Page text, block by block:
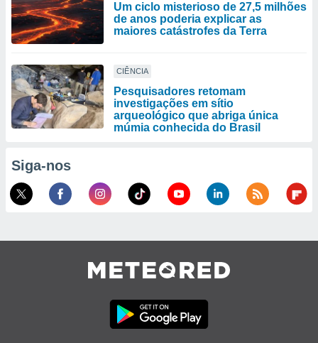
Um ciclo misterioso de 27,5 milhões
de anos poderia explicar as
maiores catástrofes da Terra
CIÊNCIA
Pesquisadores retomam
investigações em sítio
arqueológico que abriga única
múmia conhecida do Brasil
Siga-nos